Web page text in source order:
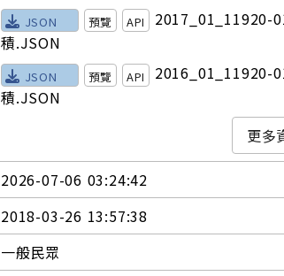
JSON 預覽 API
2017_01_11920-
積.JSON
JSON 預覽 API
2016_01_11920-
積.JSON
更多
2026-07-06 03:24:42
2018-03-26 13:57:38
一般民眾